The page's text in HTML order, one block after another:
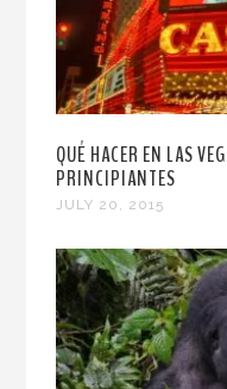
QUÉ HACER EN LAS
PRINCIPIANTES
JULY 20, 2015